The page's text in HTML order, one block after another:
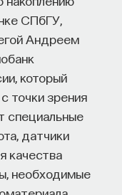
СПбГУ,
Андреем
который
точки зрения
специальные
датчики
качества
необходимые